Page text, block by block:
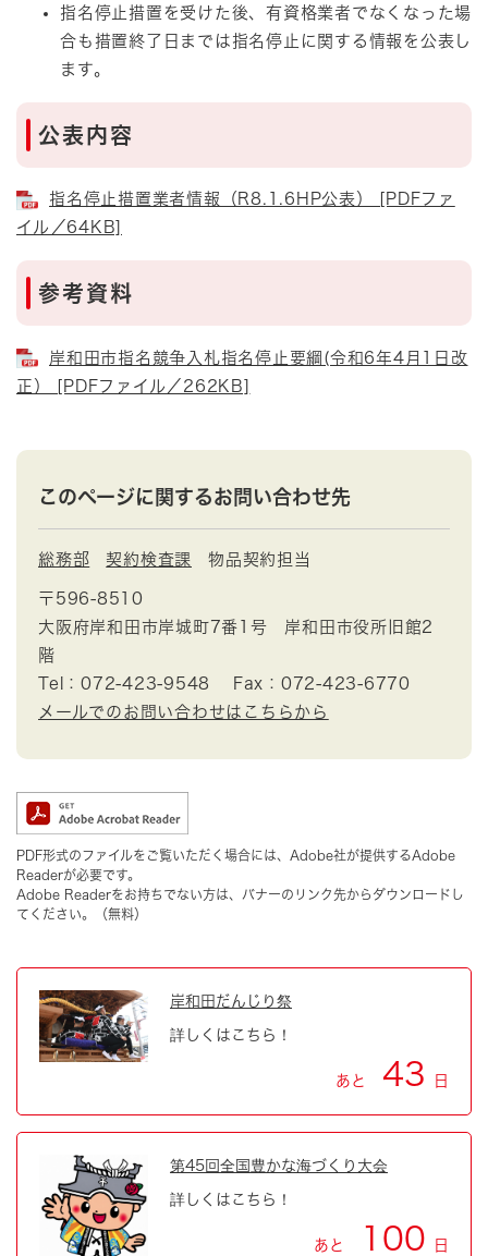
指名停止措置を受けた後、有資格業者でなくなった場
合も措置終了日までは指名停止に関する情報を公表し
ます。
公表内容
指名停止措置業者情報（R8.1.6HP公表） [PDFファ
イル／64KB]
参考資料
岸和田市指名競争入札指名停止要綱(令和6年4月1日改
正） [PDFファイル／262KB]
このページに関するお問い合わせ先
総務部 契約検査課 物品契約担当
〒596-8510
大阪府岸和田市岸城町7番1号 岸和田市役所旧館2
階
Tel：072-423-9548
Fax：072-423-6770
メールでのお問い合わせはこちらから
PDF形式のファイルをご覧いただく場合には、Adobe社が提供するAdobe
Readerが必要です。
Adobe Readerをお持ちでない方は、バナーのリンク先からダウンロードし
てください。（無料）
岸和田だんじり祭
詳しくはこちら！
あと 43 日
第45回全国豊かな海づくり大会
詳しくはこちら！
あと 100 日